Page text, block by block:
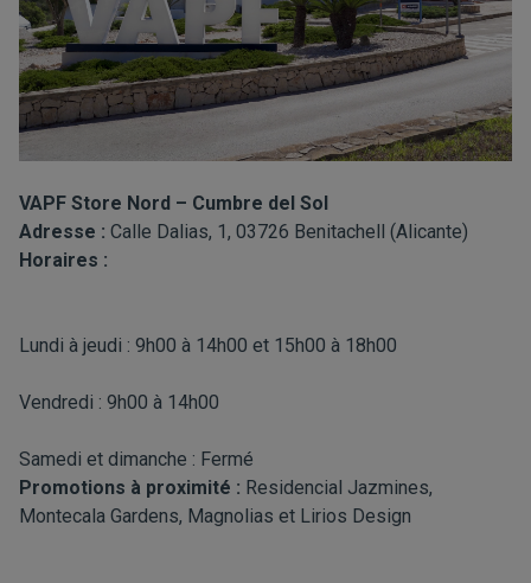
VAPF Store Nord – Cumbre del Sol
Adresse : Calle Dalias, 1, 03726 Benitachell (Alicante)
Horaires :
Lundi à jeudi : 9h00 à 14h00 et 15h00 à 18h00
Vendredi : 9h00 à 14h00
Samedi et dimanche : Fermé
Promotions à proximité : Residencial Jazmines,
Montecala Gardens, Magnolias et Lirios Design